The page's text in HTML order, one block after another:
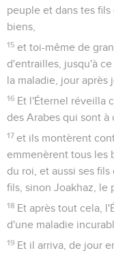
peuple et dans tes
biens,
15 et toi-même de
d'entrailles, jusqu'à
la maladie, jour après
16 Et l'Éternel réveilla
des Arabes qui sont à
17 et ils montèrent
emmenèrent tous les
du roi, et aussi ses
fils, sinon Joakhaz, le
18 Et après tout cela,
d'une maladie
19 Et il arriva, de jour